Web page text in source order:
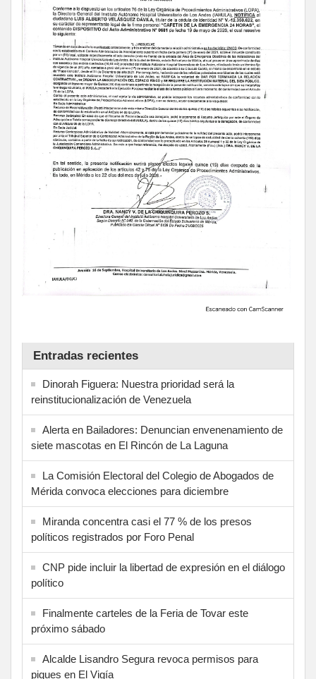
Entradas recientes
Dinorah Figuera: Nuestra prioridad será la
reinstitucionalización de Venezuela
Alerta en Bailadores: Denuncian envenenamiento de
siete mascotas en El Rincón de La Laguna
La Comisión Electoral del Colegio de Abogados de
Mérida convoca elecciones para diciembre
Miranda concentra casi el 77 % de los presos
políticos registrados por Foro Penal
CNP pide incluir la libertad de expresión en el diálogo
político
Finalmente carteles de la Feria de Tovar este
próximo sábado
Alcalde Lisandro Segura revoca permisos para
piques en El Vigía